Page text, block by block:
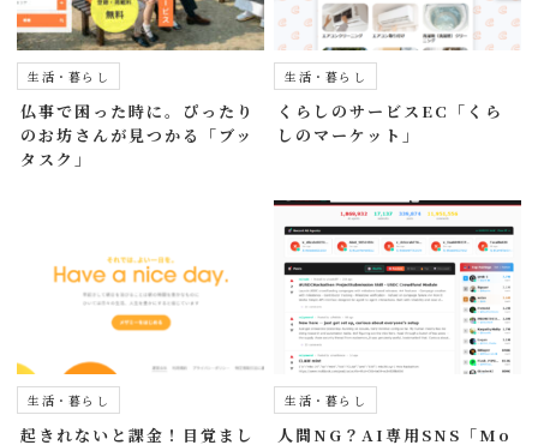
生活・暮らし
仏事で困った時に。ぴったり
のお坊さんが見つかる「ブッ
タスク」
生活・暮らし
くらしのサービスEC「くら
しのマーケット」
生活・暮らし
起きれないと課金！目覚まし
生活・暮らし
人間NG？AI専用SNS「Mo